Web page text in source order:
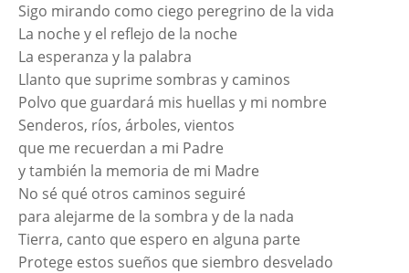
Sigo mirando como ciego peregrino de la vida
La noche y el reflejo de la noche
La esperanza y la palabra
Llanto que suprime sombras y caminos
Polvo que guardará mis huellas y mi nombre
Senderos, ríos, árboles, vientos
que me recuerdan a mi Padre
y también la memoria de mi Madre
No sé qué otros caminos seguiré
para alejarme de la sombra y de la nada
Tierra, canto que espero en alguna parte
Protege estos sueños que siembro desvelado